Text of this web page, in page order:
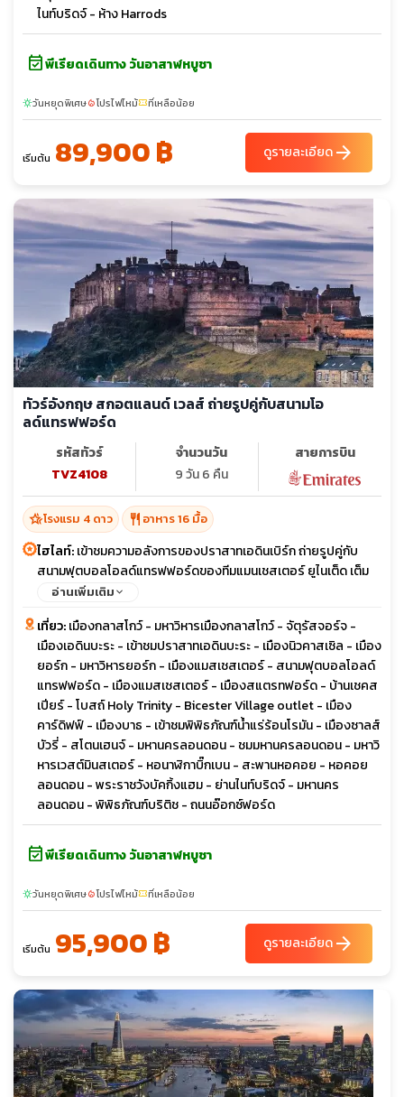
ไนท์บริดจ์ - ห้าง Harrods
event_availableพีเรียดเดินทาง วันอาสาฬหบูชา
sunnyวันหยุดพิเศษlocal_fire_departmentโปรไฟไหม้confirmation_numberที่เหลือน้อย
เริ่มต้น 89,900 ฿ ดูรายละเอียดarrow_forward
ทัวร์อังกฤษ สกอตแลนด์ เวลส์ ถ่ายรูปคู่กับสนามโอ
ลด์แทรฟฟอร์ด
รหัสทัวร์
TVZ4108
จำนวนวัน
9 วัน 6 คืน
สายการบิน
hotel_classโรงแรม 4 ดาว restaurant อาหาร 16 มื้อ
ไฮไลท์:เข้าชมความอลังการของปราสาทเอดินเบิร์ก ถ่ายรูปคู่กับ
สนามฟุตบอลโอลด์แทรฟฟอร์ดของทีมแมนเชสเตอร์ ยูไนเต็ด เต็ม
อิ่มกับมหานครลอนดอน พักลอนดอน 2 คืน ช้อปปิ้ง ณ บิสเตอร์
อ่านเพิ่มเติม
เที่ยว:เมืองกลาสโกว์ - มหาวิหารเมืองกลาสโกว์ - จัตุรัสจอร์จ -
เมืองเอดินบะระ - เข้าชมปราสาทเอดินบะระ - เมืองนิวคาสเซิล - เมือง
ยอร์ก - มหาวิหารยอร์ก - เมืองแมสเชสเตอร์ - สนามฟุตบอลโอลด์
แทรฟฟอร์ด - เมืองแมสเชสเตอร์ - เมืองสแตรทฟอร์ด - บ้านเชคส
เปียร์ - โบสถ์ Holy Trinity - Bicester Village outlet - เมือง
คาร์ดิฟฟ์ - เมืองบาธ - เข้าชมพิพิธภัณฑ์น้ำแร่ร้อนโรมัน - เมืองซาลส์
บัวรี่ - สโตนเฮนจ์ - มหานครลอนดอน - ชมมหานครลอนดอน - มหาวิ
หารเวสต์มินสเตอร์ - หอนาฬิกาบิ๊กเบน - สะพานหอคอย - หอคอย
ลอนดอน - พระราชวังบัคกิ้งแฮม - ย่านไนท์บริดจ์ - มหานคร
ลอนดอน - พิพิธภัณฑ์บริติช - ถนนอ๊อกซ์ฟอร์ด
event_availableพีเรียดเดินทาง วันอาสาฬหบูชา
sunnyวันหยุดพิเศษlocal_fire_departmentโปรไฟไหม้confirmation_numberที่เหลือน้อย
เริ่มต้น 95,900 ฿ ดูรายละเอียดarrow_forward